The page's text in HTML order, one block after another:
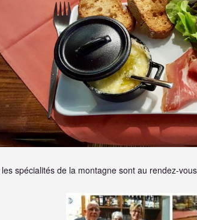
spécialités de la montagne sont au rendez-